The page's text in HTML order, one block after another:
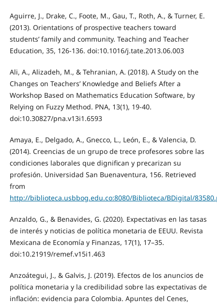
Aguirre, J., Drake, C., Foote, M., Gau, T., Roth, A., & Turner, E.
(2013). Orientations of prospective teachers toward
students’ family and community. Teaching and Teacher
Education, 35, 126-136. doi:10.1016/j.tate.2013.06.003
Ali, A., Alizadeh, M., & Tehranian, A. (2018). A Study on the
Changes on Teachers’ Knowledge and Beliefs After a
Workshop Based on Mathematics Education Software, by
Relying on Fuzzy Method. PNA, 13(1), 19-40.
doi:10.30827/pna.v13i1.6593
Amaya, E., Delgado, A., Gnecco, L., León, E., & Valencia, D.
(2014). Creencias de un grupo de trece profesores sobre las
condiciones laborales que dignifican y precarizan su
profesión. Universidad San Buenaventura, 156. Retrieved
from
http://biblioteca.usbbog.edu.co:8080/Biblioteca/BDigital/
Anzaldo, G., & Benavides, G. (2020). Expectativas en las tasas
de interés y noticias de política monetaria de EEUU. Revista
Mexicana de Economía y Finanzas, 17(1), 17–35.
doi:10.21919/remef.v15i1.463
Anzoátegui, J., & Galvis, J. (2019). Efectos de los anuncios de
política monetaria y la credibilidad sobre las expectativas de
inflación: evidencia para Colombia. Apuntes del Cenes,